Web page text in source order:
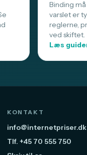
Binding
varslet er
reglerne,
ved skiftet.
Læs
KONTAKT
info@internetpriser.dk
Tlf. +45 70 555 750